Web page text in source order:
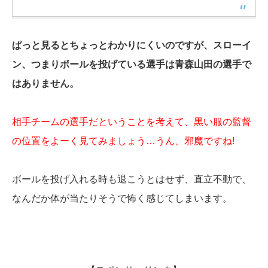
ぱっと見るとちょっとわかりにくいのですが、スローイ
ン、つまりボールを投げている選手は青森山田の選手で
はありません。
相手チームの選手だということを考えて、黒い服の監督
の位置をよーく見てみましょう…うん、邪魔ですね!
ボールを投げ入れる時も退こうとはせず、直立不動で、
なんだか体が当たりそうで怖く感じてしまいます。